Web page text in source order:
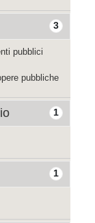
3
pubblici
pubbliche
1
1